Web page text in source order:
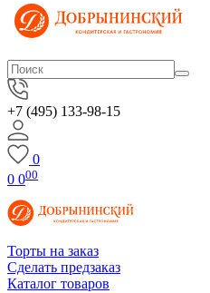
+7 (495) 133-98-15
0
0 000
Торты на заказ
Сделать предзаказ
Каталог товаров